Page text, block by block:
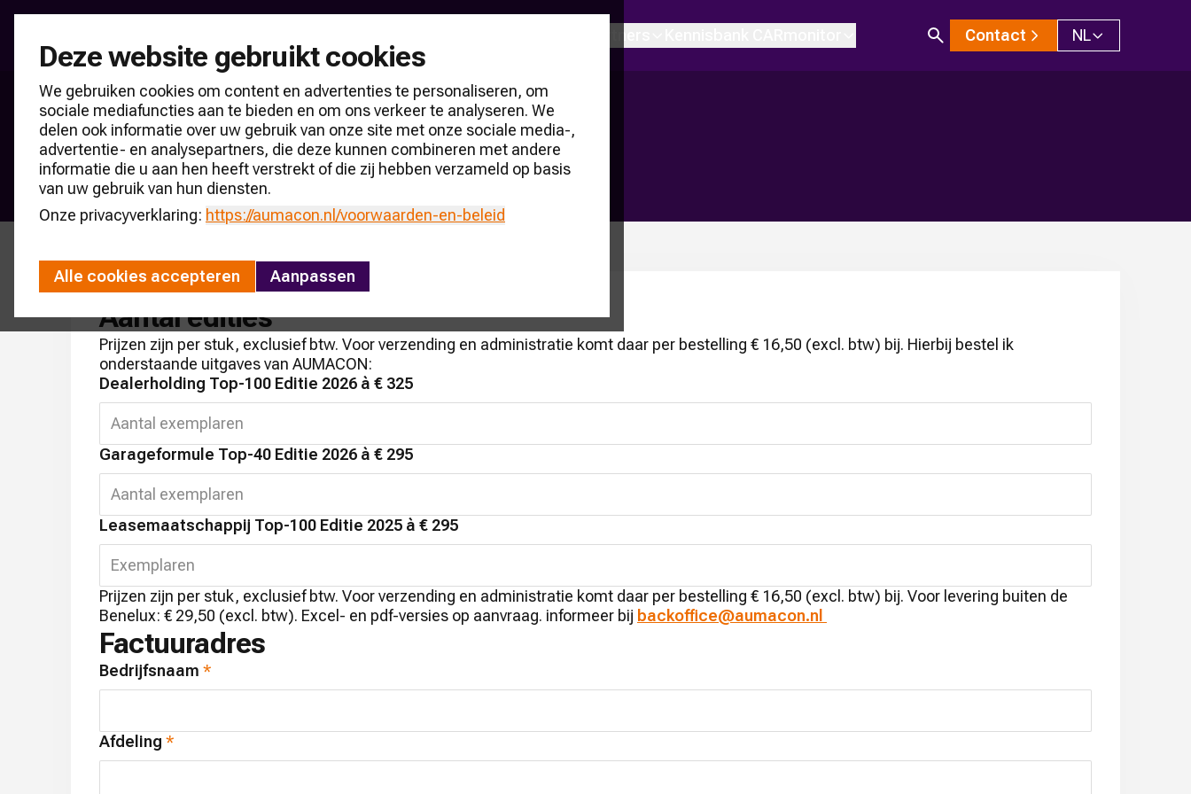
Deze website gebruikt cookies
We gebruiken cookies om content en advertenties te personaliseren, om
sociale mediafuncties aan te bieden en om ons verkeer te analyseren. We
delen ook informatie over uw gebruik van onze site met onze sociale media-,
advertentie- en analysepartners, die deze kunnen combineren met andere
informatie die u aan hen heeft verstrekt of die zij hebben verzameld op basis
van uw gebruik van hun diensten.
Onze privacyverklaring: https://aumacon.nl /voorwaarden-en-beleid
Alle cookies accepteren Aanpassen
Contact NL
Leasemaatschappij Top-100 NL
Bestelformulier
Aantal edities
Prijzen zijn per stuk, exclusief btw. Voor verzending en administratie komt daar per bestelling € 16,50 (excl. btw) bij. Hierbij bestel ik
onderstaande uitgaves van AUMACON:
Dealerholding Top-100 Editie 2026 à € 325
Garageformule Top-40 Editie 2026 à € 295
Leasemaatschappij Top-100 Editie 2025 à € 295
Prijzen zijn per stuk, exclusief btw. Voor verzending en administratie komt daar per bestelling € 16,50 (excl. btw) bij. Voor levering buiten de
Benelux: € 29,50 (excl. btw). Excel- en pdf-versies op aanvraag. informeer bij backoffice@aumacon.nl
Factuuradres
Bedrijfsnaam
Afdeling